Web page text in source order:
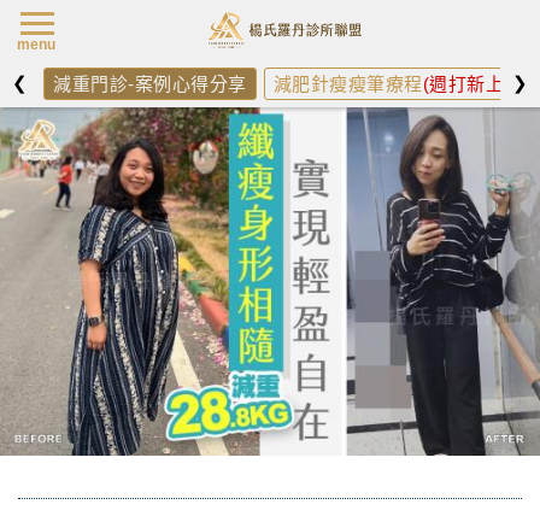
❮ 減重門診-案例心得分享 減肥針瘦瘦筆療程(週打新上架)
❯
menu